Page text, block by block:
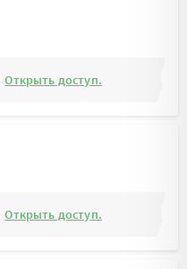
Открыть доступ.
Открыть доступ.